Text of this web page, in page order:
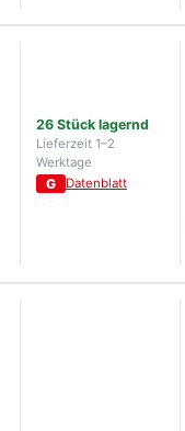
26 Stück lagernd
Lieferzeit 1–2
Werktage
G Datenblatt